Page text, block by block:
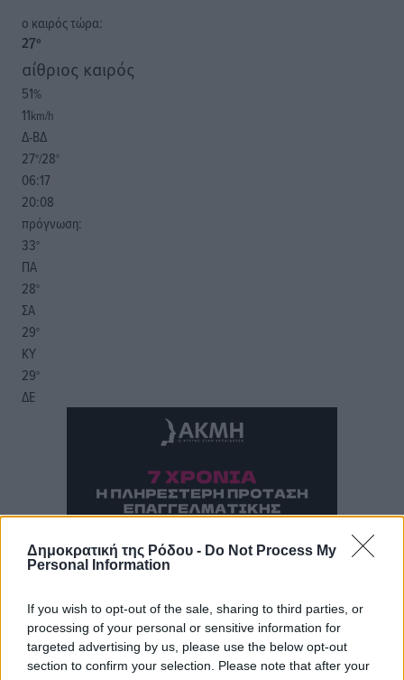
Δημοκρατική της Ρόδου - Do Not Process My
Personal Information
If you wish to opt-out of the sale, sharing to third parties, or
processing of your personal or sensitive information for
targeted advertising by us, please use the below opt-out
section to confirm your selection. Please note that after your
o καιρός τώρα:
27°
αίθριος καιρός
51%
11km/h
Δ-ΒΔ
27°/28°
06:17
20:08
πρόγνωση:
33°
ΠΑ
28°
ΣΑ
29°
ΚΥ
29°
ΔΕ